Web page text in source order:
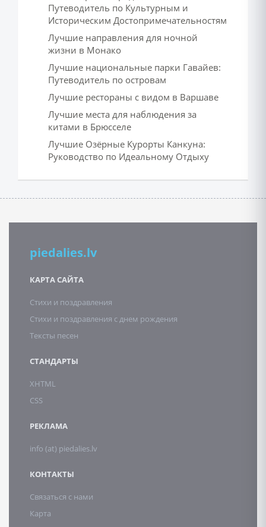
Путеводитель по Культурным и
Историческим Достопримечательностям
Лучшие направления для ночной
жизни в Монако
Лучшие национальные парки Гавайев:
Путеводитель по островам
Лучшие рестораны с видом в Варшаве
Лучшие места для наблюдения за
китами в Брюсселе
Лучшие Озёрные Курорты Канкуна:
Руководство по Идеальному Отдыху
piedalies.lv
КАРТА САЙТА
Стихи и поздравления
Стихи и поздравления с днем рождения
Тексты песен
СТАНДАРТЫ
XHTML
CSS
РЕКЛАМА
info (at) piedalies.lv
КОНТАКТЫ
Связаться с нами
Карта